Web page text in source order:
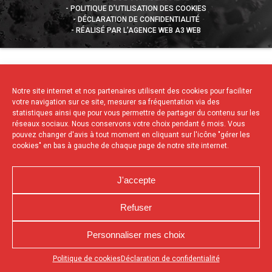
Notre site internet et nos partenaires utilisent des cookies pour faciliter
votre navigation sur ce site, mesurer sa fréquentation via des
statistiques ainsi que pour vous permettre de partager du contenu sur les
réseaux sociaux. Nous conservons votre choix pendant 6 mois. Vous
pouvez changer d'avis à tout moment en cliquant sur l'icône "gérer les
cookies" en bas à gauche de chaque page de notre site internet.
J'accepte
Refuser
Personnaliser mes choix
Politique de cookies Déclaration de confidentialité
Appuyez sur le bouton partager en bas de votre
POLITIQUE D’UTILISATION DES COOKIES
DÉCLARATION DE CONFIDENTIALITÉ
RÉALISÉ PAR L’AGENCE WEB A3 WEB